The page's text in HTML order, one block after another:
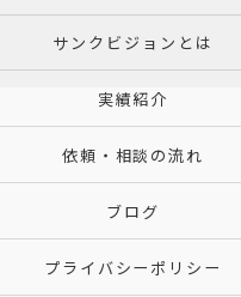
サンクビジョンとは
実績紹介
依頼・相談の流れ
ブログ
プライバシーポリシー